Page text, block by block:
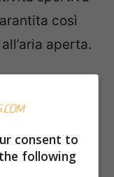
così
aperta.
e casi di
casa entro
di tempo e
consent to
following